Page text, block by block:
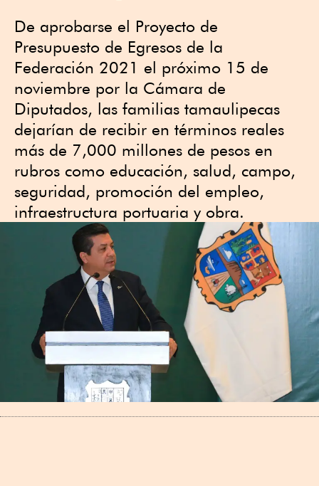
De aprobarse el Proyecto de
Presupuesto de Egresos de la
Federación 2021 el próximo 15 de
noviembre por la Cámara de
Diputados, las familias tamaulipecas
dejarían de recibir en términos reales
más de 7,000 millones de pesos en
rubros como educación, salud, campo,
seguridad, promoción del empleo,
infraestructura portuaria y obra.